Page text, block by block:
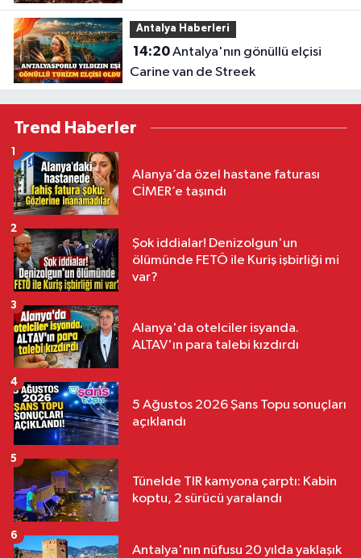
Antalya Haberleri
14:20Antalya'nın gönüllü elçisi
Carine van de Streek
Trend Haberler
Alanya’da özel hastane faturası
CİMER’e taşındı
1
Şok iddialar! Denizolgun'un
ölümünde FETÖ ile Kuriş işbirliği mi
var?
2
Alanya'da otelciler isyanda.
ALTAV'ın para talebi kızdırdı
3
5 Ağustos 2026 Şans Topu sonuçları
açıklandı
4
Tünelde TIR kamyona çarptı: Kabin
koptu, 2 sürücü yaralandı
5
Antalya'nın nüfusu 20 yılda yaklaşık
6